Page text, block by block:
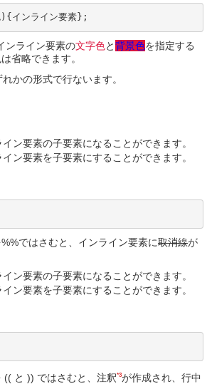
インライン要素};
ンライン要素の文字色と背景色を指定する
省略できます。
かの形式で行ないます。
ン要素の子要素になることができます。
ン要素を子要素にすることができます。
ではさむと、インライン要素に取消線が
ン要素の子要素になることができます。
ン要素を子要素にすることができます。
(( と )) ではさむと、注釈*3が作成され、行中